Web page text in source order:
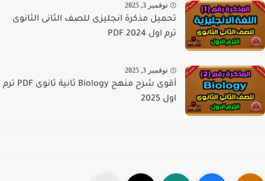
نوفمبر 3, 2025
تحميل مذكرة انجليزى للصف الثانى الثانوى
ترم اول 2024 PDF
نوفمبر 3, 2025
أقوى شرح منهج Biology ثانية ثانوى PDF ترم
اول 2025